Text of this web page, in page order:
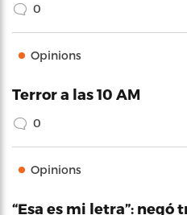
0
Opinions
Terror a las 10 AM
0
Opinions
“Esa es mi letra”: negó